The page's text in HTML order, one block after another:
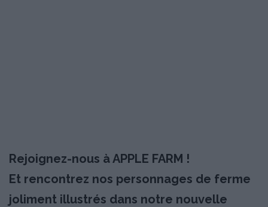
Rejoignez-nous à APPLE FARM !
Et rencontrez nos personnages de ferme
joliment illustrés dans notre nouvelle